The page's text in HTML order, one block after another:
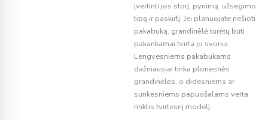
įvertinti jos storį, pynimą, užsegimo
tipą ir paskirtį. Jei planuojate nešioti
pakabuką, grandinėlė turėtų būti
pakankamai tvirta jo svoriui.
Lengvesniems pakabukams
dažniausiai tinka plonesnės
grandinėlės, o didesniems ar
sunkesniems papuošalams verta
rinktis tvirtesnį modelį.